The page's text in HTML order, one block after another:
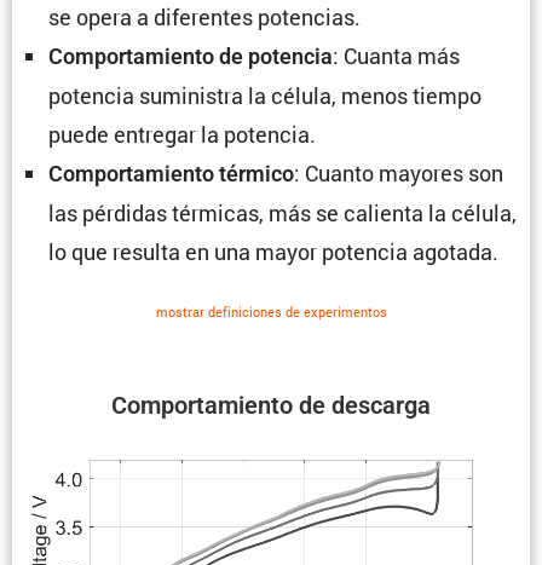
Compor­ta­miento de descarga
se opera a diferentes potencias.
Compor­ta­miento de potencia: Cuanta más
potencia suministra la célula, menos tiempo
puede entregar la potencia.
Compor­ta­miento térmico: Cuanto mayores son
las pérdidas térmicas, más se calienta la célula,
lo que resulta en una mayor potencia agotada.
mostrar defini­ciones de experi­mentos